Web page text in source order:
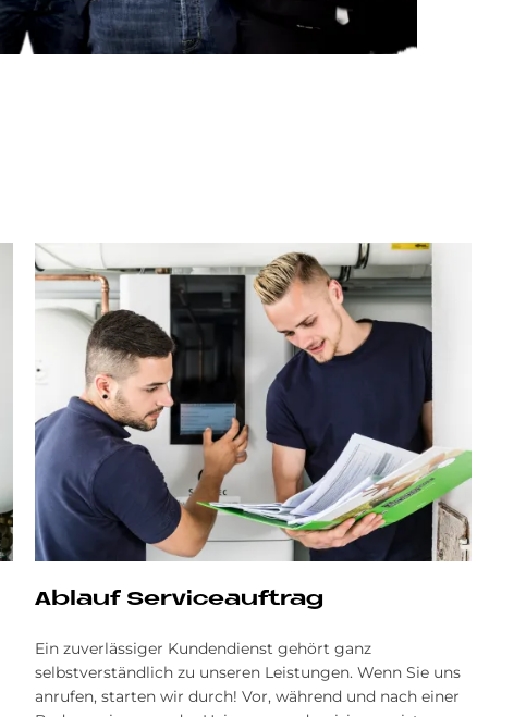
Ablauf Serviceauftrag
Ein zuverlässiger Kundendienst gehört ganz
selbstverständlich zu unseren Leistungen. Wenn Sie uns
anrufen, starten wir durch! Vor, während und nach einer